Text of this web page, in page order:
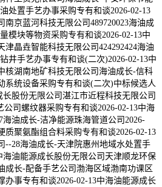
处置手艺办事采购专有和谈2026-02-13
南京蓝河科技无限公司489720023海油成
模块等物资采购专有和谈2026-02-13中
晶垚智能科技无限公司424292424海油
井手艺办事专有和谈(二次)2026-02-13中
核湖南地矿科技无限公司海油成长-信科
系统设备采购专有和谈(二次)中标候选人
长股份无限公司湛江市近程科技无限公司
公司螺纹器采购专有和谈2026-02-13中海
油成长-洁净能源珠海管道公司2026-
质聚氨酯组合料采购专有和谈2026-02-13
--28海油成长-天津院惠州地域水处置手
海油能源成长股份无限公司天津顺龙环保
成长-配备手艺公司渤海区域渤南功课区
办事专有和谈2026-02-13中海油能源成长